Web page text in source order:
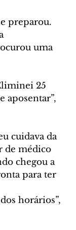
preparou.
uma
25
aposentar”,
cuidava da
de médico
chegou a
para ter
horários”,